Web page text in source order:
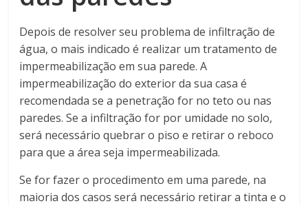
Depois de resolver seu problema de infiltração de
água, o mais indicado é realizar um tratamento de
impermeabilização em sua parede. A
impermeabilização do exterior da sua casa é
recomendada se a penetração for no teto ou nas
paredes. Se a infiltração for por umidade no solo,
será necessário quebrar o piso e retirar o reboco
para que a área seja impermeabilizada.
Se for fazer o procedimento em uma parede, na
maioria dos casos será necessário retirar a tinta e o